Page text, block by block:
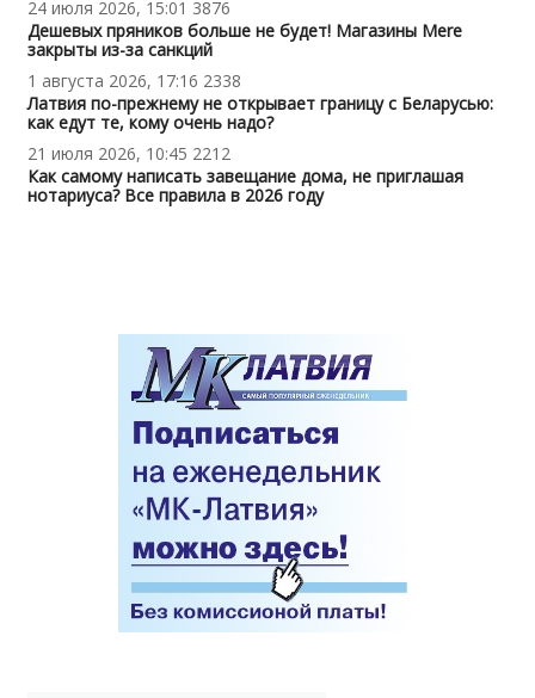
24 июля 2026, 15:01 3876
Дешевых пряников больше не будет! Магазины Mere
закрыты из-за санкций
1 августа 2026, 17:16 2338
Латвия по-прежнему не открывает границу с Беларусью:
как едут те, кому очень надо?
21 июля 2026, 10:45 2212
Как самому написать завещание дома, не приглашая
нотариуса? Все правила в 2026 году